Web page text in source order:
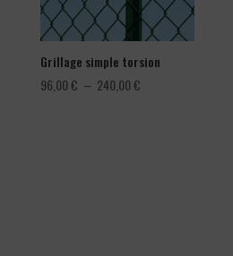
Grillage simple torsion
96,00€ – 240,00€Plage